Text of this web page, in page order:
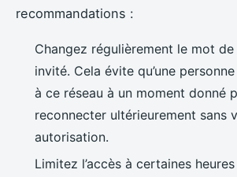
recommandations :
Changez régulièrement le mot de
invité. Cela évite qu’une
à ce réseau à un moment donné
reconnecter ultérieurement sans
autorisation.
Limitez l’accès à certaines